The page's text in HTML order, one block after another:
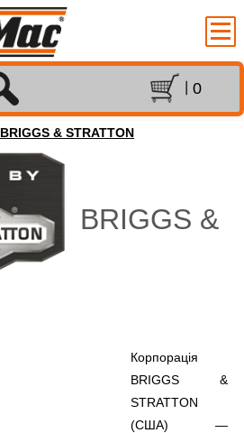
0
BRIGGS & STRATTON
BRIGGS &
Корпорація
BRIGGS &
STRATTON
(США) —